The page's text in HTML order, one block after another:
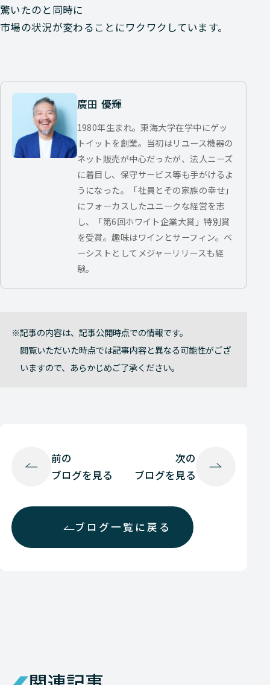
驚いたのと同時に
市場の状況が変わることにワクワクしています。
廣田 優輝
1980年生まれ。東海大学在学中にゲッ
トイットを創業。当初はリユース機器の
ネット販売が中心だったが、法人ニーズ
に着目し、保守サービス等も手がけるよ
うになった。「社員とその家族の幸せ」
にフォーカスしたユニークな経営を志
し、「第6回ホワイト企業大賞」特別賞
を受賞。趣味はワインとサーフィン。ベ
ーシストとしてメジャーリリースも経
験。
記事の内容は、記事公開時点での情報です。
閲覧いただいた時点では記事内容と異なる可能性がござ
いますので、あらかじめご了承ください。
前の
ブログを見る
ブログ一覧に戻る
次の
ブログを見る